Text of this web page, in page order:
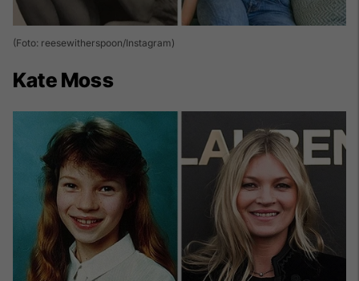
(Foto: reesewitherspoon/Instagram)
Kate Moss